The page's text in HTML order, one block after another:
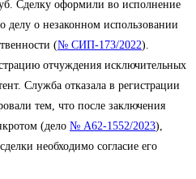
Сделку оформили во исполнение
делу о незаконном использовании
(№ СИП-173/2022).
отчуждения исключительных
Служба отказала в регистрации
тем, что после заключения
(дело № А62-1552/2023),
необходимо согласие его